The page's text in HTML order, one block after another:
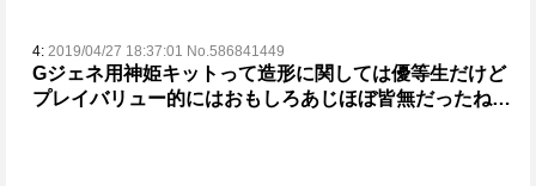
4: 2019/04/27 18:37:01 No.586841449
Gジェネ用神姫キットって造形に関しては優等生だけど
プレイバリュー的にはおもしろあじほぼ皆無だったね…